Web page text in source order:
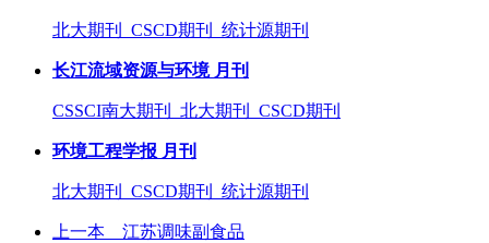
北大期刊 CSCD期刊 统计源期刊
长江流域资源与环境 月刊
CSSCI南大期刊 北大期刊 CSCD期刊
环境工程学报 月刊
北大期刊 CSCD期刊 统计源期刊
上一本 江苏调味副食品